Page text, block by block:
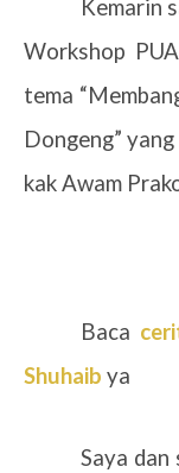
Kemarin
Workshop
tema
Dongeng”
kak Awam
Baca
Shuhaib ya
Saya